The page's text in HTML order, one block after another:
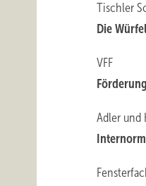
Tischler
Die
VFF
Adler und